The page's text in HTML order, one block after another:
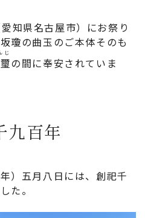
知県名古屋市）にお祭り
瓊の曲玉のご本体そのも
じ
の間に奉安されていま
九百年
）五月八日には、創祀千
た。